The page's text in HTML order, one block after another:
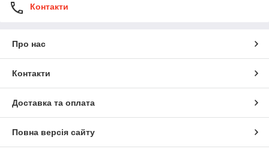
Контакти
Про нас
Контакти
Доставка та оплата
Повна версія сайту